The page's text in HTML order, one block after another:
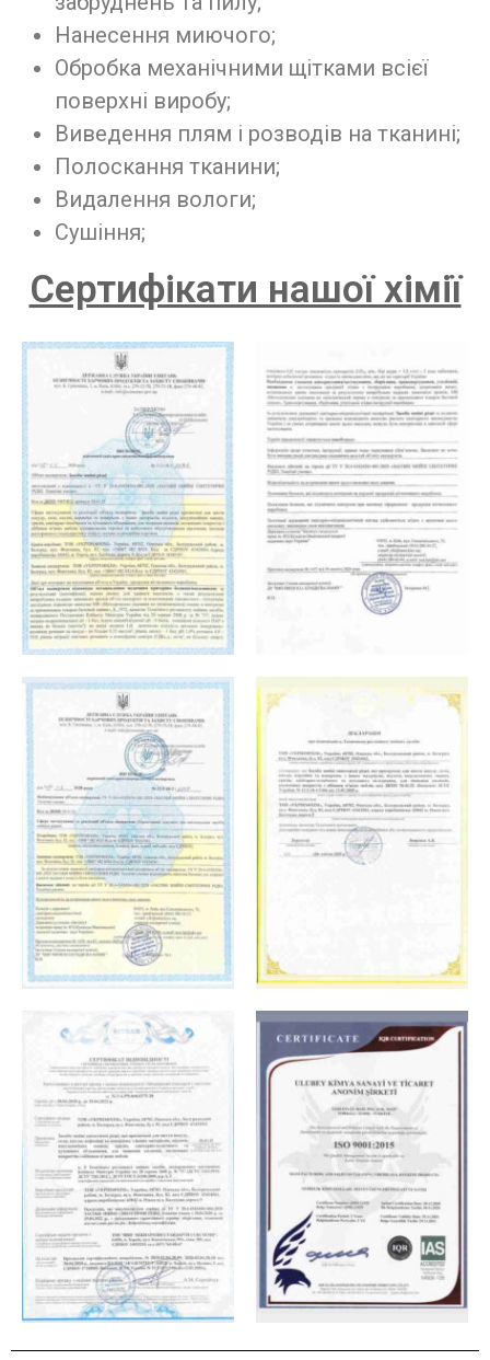
Нанесення миючого;
Обробка механічними щітками всієї
поверхні виробу;
Виведення плям і розводів на тканині;
Полоскання тканини;
Видалення вологи;
Сушіння;
Сертифікати нашої хімії